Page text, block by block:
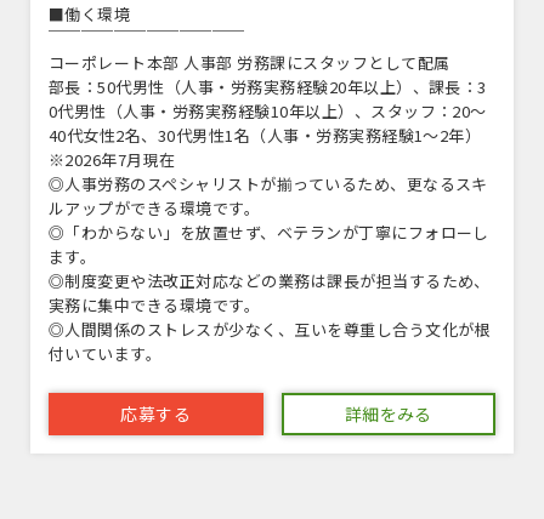
■働く環境
￣￣￣￣￣￣￣￣￣￣￣￣
コーポレート本部 人事部 労務課にスタッフとして配属
部長：50代男性（人事・労務実務経験20年以上）、課長：3
0代男性（人事・労務実務経験10年以上）、スタッフ：20～
40代女性2名、30代男性1名（人事・労務実務経験1～2年）
※2026年7月現在
◎人事労務のスペシャリストが揃っているため、更なるスキ
ルアップができる環境です。
◎「わからない」を放置せず、ベテランが丁寧にフォローし
ます。
◎制度変更や法改正対応などの業務は課長が担当するため、
実務に集中できる環境です。
◎人間関係のストレスが少なく、互いを尊重し合う文化が根
付いています。
応募する 詳細をみる